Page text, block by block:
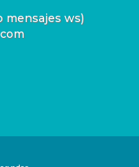
mensajes ws)